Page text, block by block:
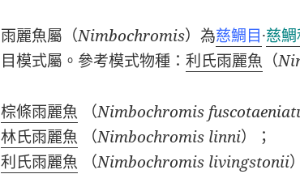
雨麗魚屬（Nimbochromis）為慈鯛目·慈
目模式屬。參考模式物種：利氏雨麗魚 （
棕條雨麗魚 （Nimbochromis
林氏雨麗魚 （Nimbochromis linni）；
利氏雨麗魚 （Nimbochromis livingstonii